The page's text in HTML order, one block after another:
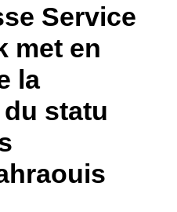
Service
met en
la
statu